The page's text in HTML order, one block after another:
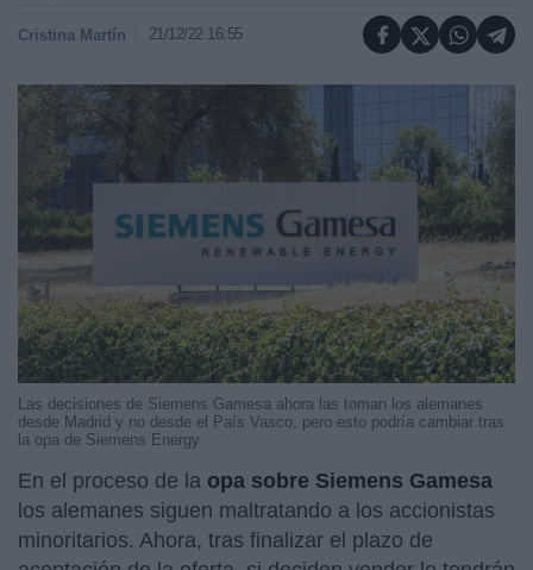
Cristina Martín 21/12/22 16:55
Las decisiones de Siemens Gamesa ahora las toman los alemanes
desde Madrid y no desde el País Vasco, pero esto podría cambiar tras
la opa de Siemens Energy
En el proceso de la opa sobre Siemens Gamesa
los alemanes siguen maltratando a los accionistas
minoritarios. Ahora, tras finalizar el plazo de